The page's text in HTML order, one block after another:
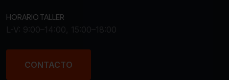
HORARIO TALLER
L-V: 9:00–14:00, 15:00–18:00
CONTACTO